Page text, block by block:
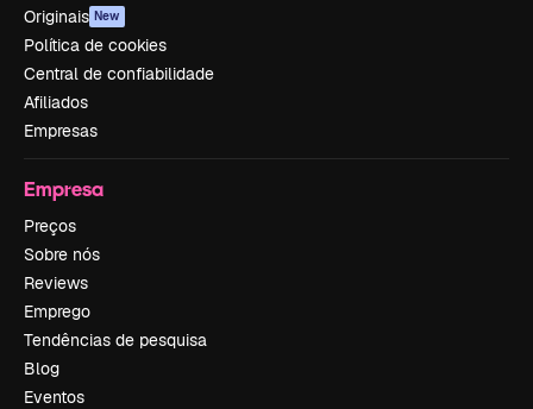
Originais New
Política de cookies
Central de confiabilidade
Afiliados
Empresas
Empresa
Preços
Sobre nós
Reviews
Emprego
Tendências de pesquisa
Blog
Eventos